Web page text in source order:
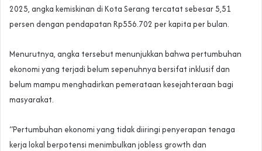
2025, angka kemiskinan di Kota Serang tercatat sebesar 5,51
persen dengan pendapatan Rp556.702 per kapita per bulan.
Menurutnya, angka tersebut menunjukkan bahwa pertumbuhan
ekonomi yang terjadi belum sepenuhnya bersifat inklusif dan
belum mampu menghadirkan pemerataan kesejahteraan bagi
masyarakat.
“Pertumbuhan ekonomi yang tidak diiringi penyerapan tenaga
kerja lokal berpotensi menimbulkan jobless growth dan